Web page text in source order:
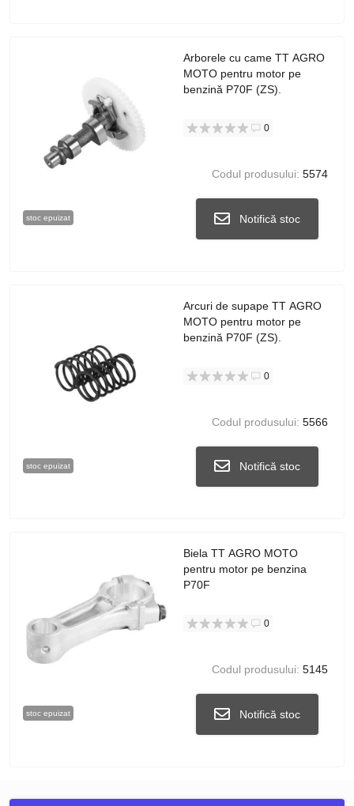
stoc epuizat
Arborele cu came TT AGRO
MOTO pentru motor pe
benzină P70F (ZS).
0
Codul produsului: 5574
Notifică stoc
stoc epuizat
Arcuri de supape TT AGRO
MOTO pentru motor pe
benzină P70F (ZS).
0
Codul produsului: 5566
Notifică stoc
stoc epuizat
Biela TT AGRO MOTO
pentru motor pe benzina
P70F
0
Codul produsului: 5145
Notifică stoc